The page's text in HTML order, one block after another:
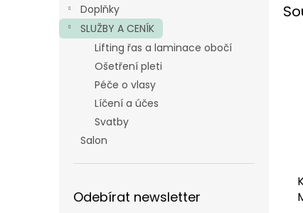
Doplňky
SLUŽBY A CENÍK
Lifting řas a laminace obočí
Ošetření pleti
Péče o vlasy
Líčení a účes
Svatby
Salon
Odebírat newsletter